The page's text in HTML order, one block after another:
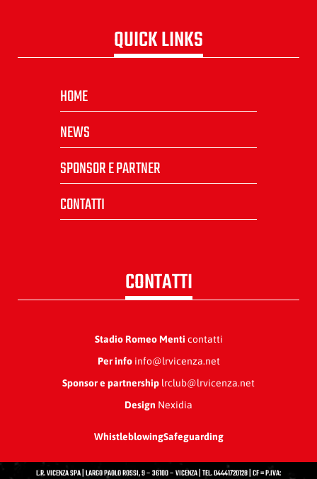
QUICK LINKS
HOME
NEWS
SPONSOR E PARTNER
CONTATTI
CONTATTI
Stadio Romeo Menti contatti
Per infoinfo@lrvicenza.net
Sponsor e partnership lrclub@lrvicenza.net
Design Nexidia
WhistleblowingSafeguarding
L.R. VICENZA SPA | LARGO PAOLO ROSSI, 9 – 36100 – VICENZA | TEL. 04441720128 | CF = P.IVA: